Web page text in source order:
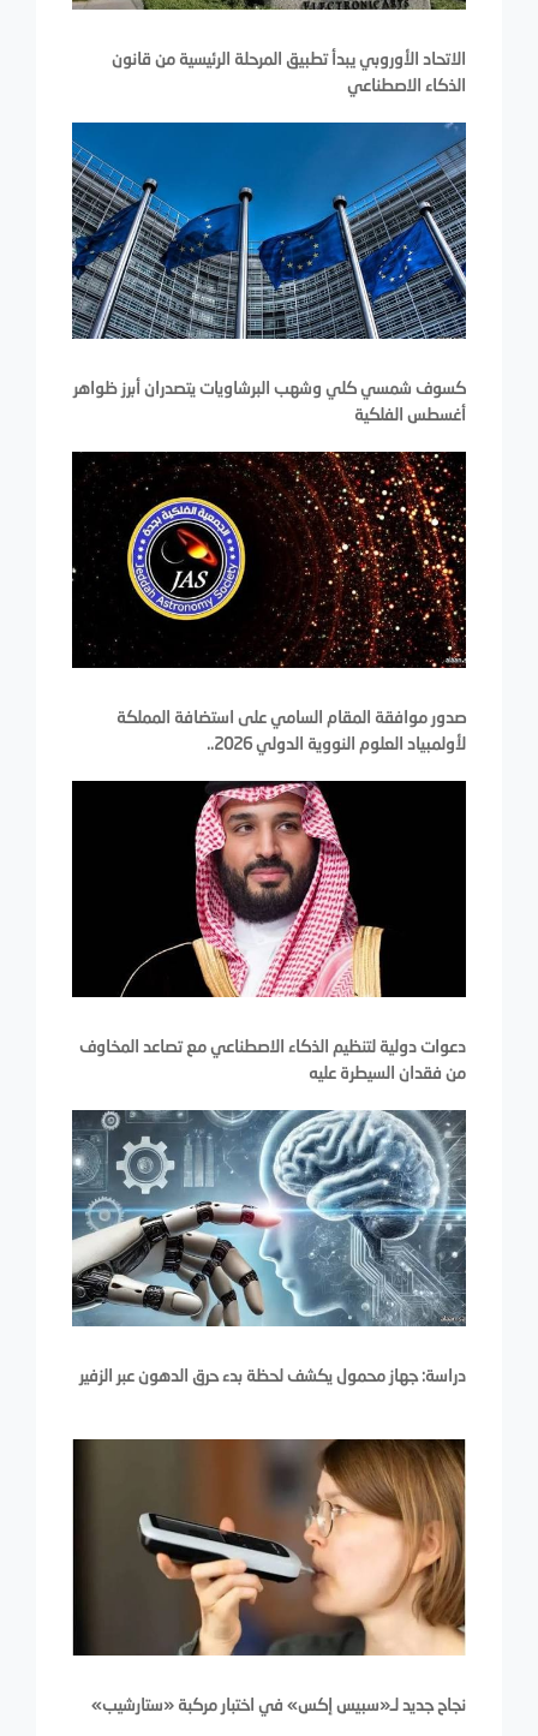
الاتحاد الأوروبي يبدأ تطبيق المرحلة الرئيسية من قانون
الذكاء الاصطناعي
كسوف شمسي كلي وشهب البرشاويات يتصدران أبرز ظواهر
أغسطس الفلكية
صدور موافقة المقام السامي على استضافة المملكة
لأولمبياد العلوم النووية الدولي 2026..
دعوات دولية لتنظيم الذكاء الاصطناعي مع تصاعد المخاوف
من فقدان السيطرة عليه
دراسة: جهاز محمول يكشف لحظة بدء حرق الدهون عبر الزفير
نجاح جديد لـ«سبيس إكس» في اختبار مركبة «ستارشيب»